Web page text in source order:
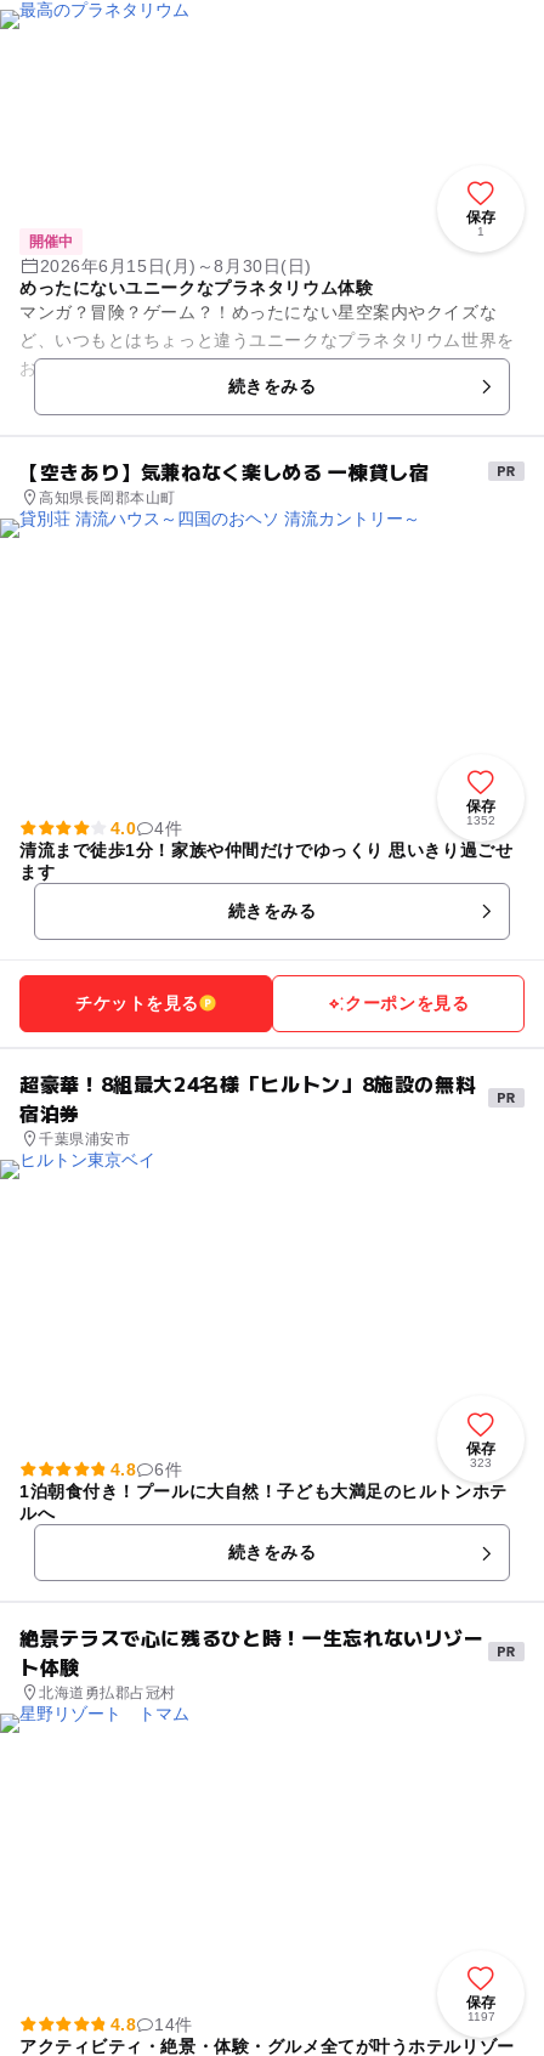
保存
1
開催中
2026年6月15日(月)～8月30日(日)
めったにないユニークなプラネタリウム体験
マンガ？冒険？ゲーム？！めったにない星空案内やクイズな
ど、いつもとはちょっと違うユニークなプラネタリウム世界を
お楽しみください。
続きをみる
【空きあり】気兼ねなく楽しめる 一棟貸し宿
高知県長岡郡本山町
保存
1352
4.0
4件
清流まで徒歩1分！家族や仲間だけでゆっくり 思いきり過ごせ
ます
続きをみる
チケットを見る クーポンを見る
超豪華！8組最大24名様「ヒルトン」8施設の無料
宿泊券
千葉県浦安市
保存
323
4.8
6件
1泊朝食付き！プールに大自然！子ども大満足のヒルトンホテ
ルへ
続きをみる
絶景テラスで心に残るひと時！一生忘れないリゾー
ト体験
北海道勇払郡占冠村
保存
1197
4.8
14件
アクティビティ・絶景・体験・グルメ全てが叶うホテルリゾー